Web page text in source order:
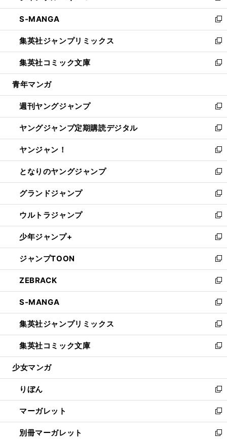
開
く
ウ
で
開
く
ン
ド
ウ
で
開
く
ウ
ィ
ン
ド
ウ
で
開
し
い
ウ
ィ
ン
ド
ウ
開
く
S-MANGA
新
し
い
ウ
ィ
ン
ウ
で
開
く
集英社ジャンプリミックス
新
し
い
ウ
ン
ド
ウ
で
開
く
集英社コミック文庫
新
し
ウ
ィ
ン
ド
ウ
で
開
く
青年マンガ
週刊ヤングジャンプ
新
し
い
ウ
ィ
ン
ド
ウ
で
開
く
ヤングジャンプ定期購読デジタル
新
し
い
ウ
ィ
ン
ド
ウ
で
開
く
ヤンジャン！
新
し
い
ウ
ィ
ン
ド
ウ
で
開
く
となりのヤングジャンプ
新
し
い
ウ
ィ
ン
ド
ウ
で
開
く
グランドジャンプ
新
し
い
ウ
ィ
ン
ド
ウ
で
開
く
ウルトラジャンプ
新
し
い
ウ
ィ
ン
ド
ウ
で
開
く
少年ジャンプ+
新
し
い
ウ
ィ
ン
ド
ウ
で
開
く
ジャンプTOON
新
し
い
ウ
ィ
ン
ド
ウ
で
開
ZEBRACK
新
し
い
ウ
ィ
ン
ド
ウ
開
く
S-MANGA
新
し
い
ウ
ィ
ン
ウ
で
開
く
集英社ジャンプリミックス
新
し
い
ウ
ン
ド
ウ
で
開
く
集英社コミック文庫
新
し
ウ
ィ
ン
ド
ウ
で
少女マンガ
りぼん
新
し
い
ウ
ィ
マーガレット
新
し
い
別冊マーガレット 新